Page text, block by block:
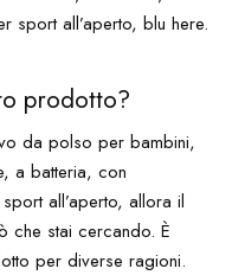
prodotto?
da polso per bambini,
a batteria, con
all’aperto, allora il
che stai cercando. È
per diverse ragioni.